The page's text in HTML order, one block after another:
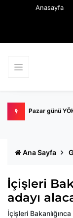
Anasayfa
Pazar günü
Ana Sayfa
İçişleri
adayı
İçişleri